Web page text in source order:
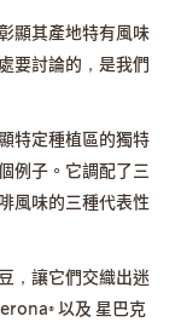
顯其產地特有風味
要討論的，是我們
特定種植區的獨特
例子。它調配了三
風味的三種代表性
，讓它們交織出迷
以及 星巴克